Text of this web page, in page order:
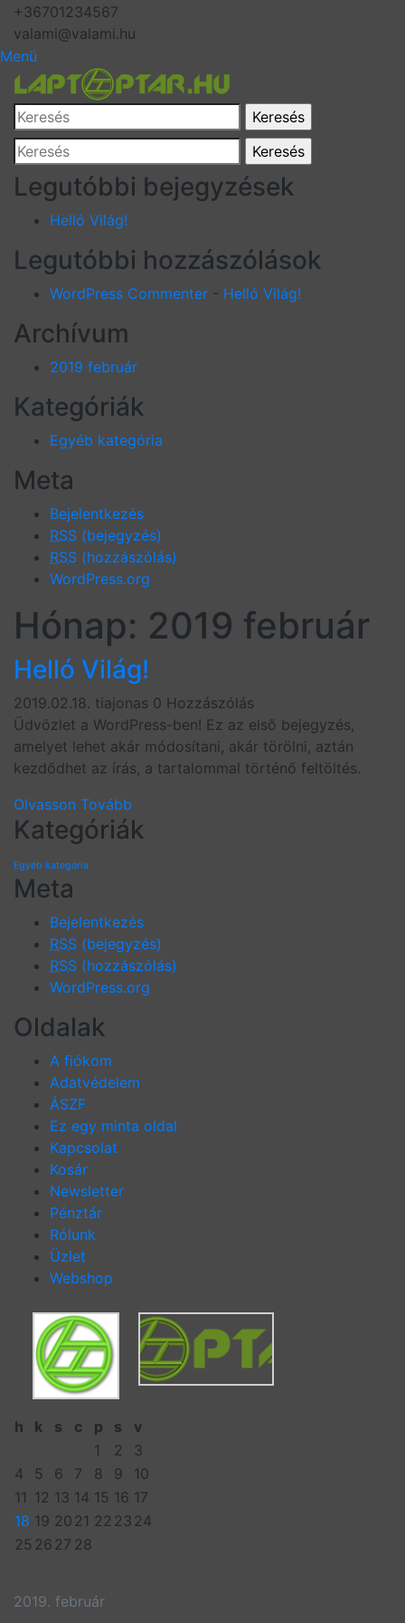
+36701234567
valami@valami.hu
Menü
Legutóbbi bejegyzések
Helló Világ!
Legutóbbi hozzászólások
WordPress Commenter - Helló Világ!
Archívum
2019 február
Kategóriák
Egyéb kategória
Meta
Bejelentkezés
RSS (bejegyzés)
RSS (hozzászólás)
WordPress.org
Hónap: 2019 február
Helló Világ!
2019.02.18. tiajonas 0 Hozzászólás
Üdvözlet a WordPress-ben! Ez az első bejegyzés,
amelyet lehet akár módosítani, akár törölni, aztán
kezdődhet az írás, a tartalommal történő feltöltés.
Olvasson Tovább
Kategóriák
Egyéb kategória
Meta
Bejelentkezés
RSS (bejegyzés)
RSS (hozzászólás)
WordPress.org
Oldalak
A fiókom
Adatvédelem
ÁSZF
Ez egy minta oldal
Kapcsolat
Kosár
Newsletter
Pénztár
Rólunk
Üzlet
Webshop
2019. február
h k s c p s
v
1
2
3
4
5 6 7 8 9
10
11 12 13 14 15 16 17
18 19 20 21 22 23 24
25 26 27 28